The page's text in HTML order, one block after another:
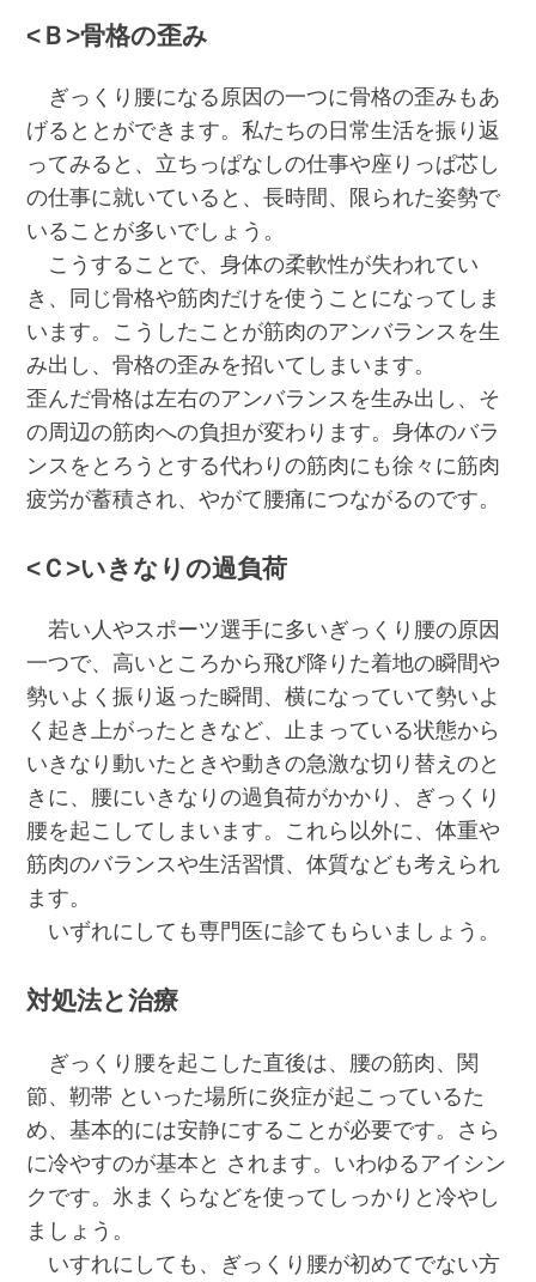
<Ｂ>骨格の歪み
ぎっくり腰になる原因の一つに骨格の歪みもあ
げるととができます。私たちの日常生活を振り返
ってみると、立ちっぱなしの仕事や座りっぱ芯し
の仕事に就いていると、長時間、限られた姿勢で
いることが多いでしょう。
こうすることで、身体の柔軟性が失われてい
き、同じ骨格や筋肉だけを使うことになってしま
います。こうしたことが筋肉のアンバランスを生
み出し、骨格の歪みを招いてしまいます。
歪んだ骨格は左右のアンバランスを生み出し、そ
の周辺の筋肉への負担が変わります。身体のバラ
ンスをとろうとする代わりの筋肉にも徐々に筋肉
疲労が蓄積され、やがて腰痛につながるのです。
<Ｃ>いきなりの過負荷
若い人やスポーツ選手に多いぎっくり腰の原因
一つで、高いところから飛び降りた着地の瞬間や
勢いよく振り返った瞬間、横になっていて勢いよ
く起き上がったときなど、止まっている状態から
いきなり動いたときや動きの急激な切り替えのと
きに、腰にいきなりの過負荷がかかり、ぎっくり
腰を起こしてしまいます。これら以外に、体重や
筋肉のバランスや生活習慣、体質なども考えられ
ます。
いずれにしても専門医に診てもらいましょう。
対処法と治療
ぎっくり腰を起こした直後は、腰の筋肉、関
節、靭帯 といった場所に炎症が起こっているた
め、基本的には安静にすることが必要です。さら
に冷やすのが基本と されます。いわゆるアイシン
クです。氷まくらなどを使ってしっかりと冷やし
ましょう。
いすれにしても、ぎっくり腰が初めてでない方